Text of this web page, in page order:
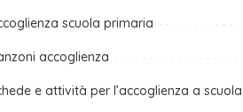
scuola primaria
accoglienza
e attività per l’accoglienza a scuola